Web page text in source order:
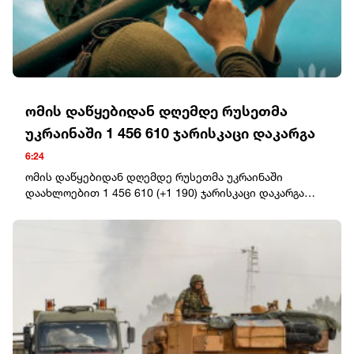
რეჟიმმა დაბომბა ცხინვალი“, - განაცხადა კობახიძემ.
ომის დაწყებიდან დღემდე რუსეთმა
უკრაინაში 1 456 610 ჯარისკაცი დაკარგა
6:24
ომის დაწყებიდან დღემდე რუსეთმა უკრაინაში
დაახლოებით 1 456 610 (+1 190) ჯარისკაცი დაკარგა
ჯამური საბრძოლო დანაკარგი უკრაინაში 25.02.22-დან
099 (+1), საარტილერიო სისტემები – 47 580 (+58),
მრავალჯერადი სარაკეტო სისტემა – 2 009 (+1).საჰაერო
თავდაცვის სისტემები – 1 556 (+6), თვითმფრინავები –
439 (+0), ვერტმფრენები – 354 (+0), მიწისზედა
რობოტული სისტემები - 2 162 (+10); ოპერატიულ-
ტაქტიკური დონის დრონები – 449 606 (+1 751),
ფრთოსანი რაკეტები – 5 007 (+0).მსუბუქი ჩქაროსნული